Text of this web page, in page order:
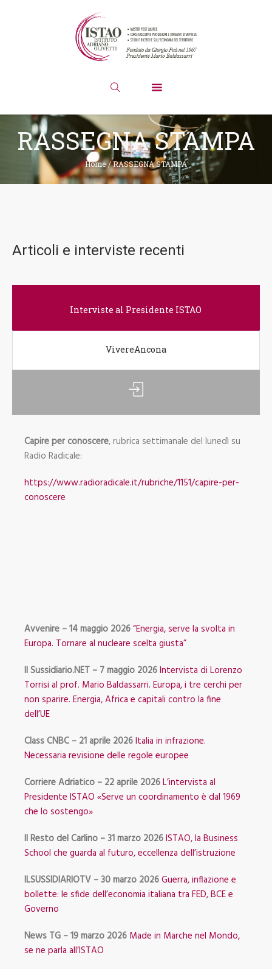
RASSEGNA STAMPA
Home /RASSEGNA STAMPA
Articoli e interviste recenti
Interviste al Presidente ISTAO
VivereAncona
Capire per conoscere, rubrica settimanale del lunedì su
Radio Radicale:
https://www.radioradicale.it/rubriche/1151/capire-per-
conoscere
Avvenire – 14 maggio 2026“Energia, serve la svolta in
Europa. Tornare al nucleare scelta giusta”
Il Sussidiario.NET – 7 maggio 2026Intervista di Lorenzo
Torrisi al prof. Mario Baldassarri. Europa, i tre cerchi per
non sparire. Energia, Africa e capitali contro la fine
dell’UE
Class CNBC – 21 aprile 2026Italia in infrazione.
Necessaria revisione delle regole europee
Corriere Adriatico – 22 aprile 2026L’intervista al
Presidente ISTAO «Serve un coordinamento è dal 1969
che lo sostengo»
Il Resto del Carlino – 31 marzo 2026ISTAO, la Business
School che guarda al futuro, eccellenza dell’istruzione
ILSUSSIDIARIOTV – 30 marzo 2026Guerra, inflazione e
bollette: le sfide dell’economia italiana tra FED, BCE e
Governo
News TG – 19 marzo 2026 Made in Marche nel Mondo,
se ne parla all’ISTAO